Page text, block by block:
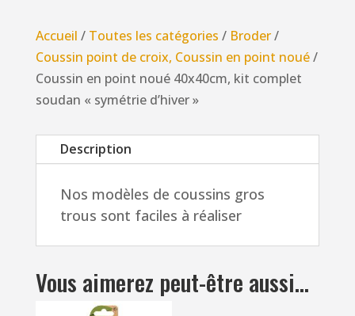
noué
40x40cm,
kit
complet
soudan
"symétrie
Accueil / Toutes les catégories / Broder/
Coussin point de croix, Coussin en point noué/
Coussin en point noué 40x40cm, kit complet
soudan « symétrie d’hiver »
Description
Nos modèles de coussins gros
trous sont faciles à réaliser
Vous aimerez peut-être aussi…